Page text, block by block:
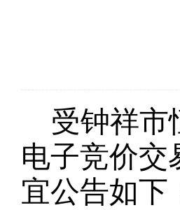
受钟祥市
电子竞价交
宜公告如下